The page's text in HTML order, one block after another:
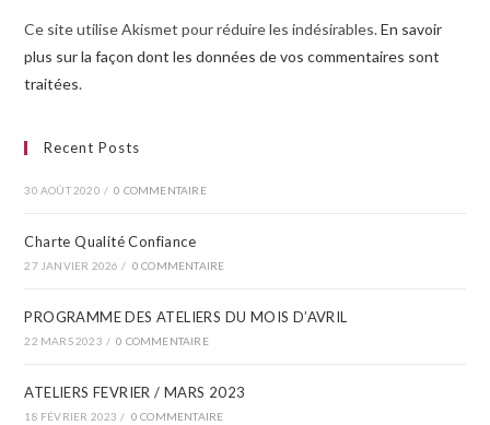
Ce site utilise Akismet pour réduire les indésirables.En savoir
plus sur la façon dont les données de vos commentaires sont
traitées.
Recent Posts
30 AOÛT 2020 / 0 COMMENTAIRE
Charte Qualité Confiance
27 JANVIER 2026 / 0 COMMENTAIRE
PROGRAMME DES ATELIERS DU MOIS D’AVRIL​
22 MARS 2023 / 0 COMMENTAIRE
ATELIERS FEVRIER / MARS 2023
18 FÉVRIER 2023 / 0 COMMENTAIRE